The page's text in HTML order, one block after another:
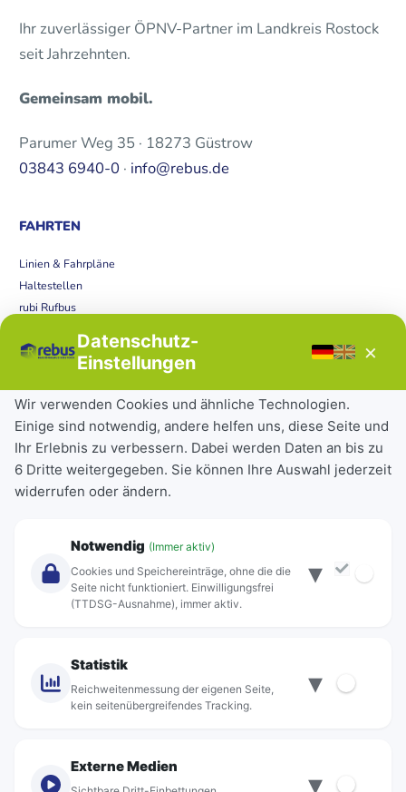
Ihr zuverlässiger ÖPNV-Partner im Landkreis Rostock
seit Jahrzehnten.
Gemeinsam mobil.
Parumer Weg 35 · 18273 Güstrow
03843 6940-0 · info@rebus.de
FAHRTEN
Linien & Fahrpläne
Haltestellen
rubi Rufbus
Störungen
Tickets & Tarife
Deutschlandticket
Schülerkarte
Einzeltickets
Abonnements
Über Rebus
Standorte
Datenschutz-
Einstellungen
×
Wir verwenden Cookies und ähnliche Technologien.
Einige sind notwendig, andere helfen uns, diese Seite und
Ihr Erlebnis zu verbessern. Dabei werden Daten an bis zu
6 Dritte weitergegeben. Sie können Ihre Auswahl jederzeit
widerrufen oder ändern.
Notwendig (Immer aktiv)
Cookies und Speichereinträge, ohne die die
Seite nicht funktioniert. Einwilligungsfrei
(TTDSG-Ausnahme), immer aktiv.
▾
Statistik
Reichweitenmessung der eigenen Seite,
kein seitenübergreifendes Tracking.
▾
Externe Medien
▾